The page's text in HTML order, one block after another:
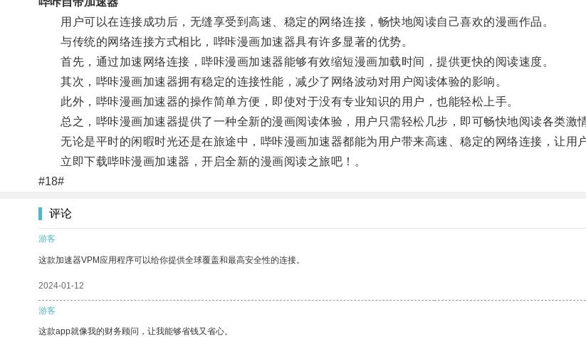
用户可以在连接成功后，无缝享受到高速、稳定的网络连接，畅快地阅读自己喜欢的漫画作品。
与传统的网络连接方式相比，哔咔漫画加速器具有许多显著的优势。
首先，通过加速网络连接，哔咔漫画加速器能够有效缩短漫画加载时间，提供更快的阅读速度。
其次，哔咔漫画加速器拥有稳定的连接性能，减少了网络波动对用户阅读体验的影响。
此外，哔咔漫画加速器的操作简单方便，即使对于没有专业知识的用户，也能轻松上手。
总之，哔咔漫画加速器提供了一种全新的漫画阅读体验，用户只需轻松几步，即可畅快地阅读各类激情
无论是平时的闲暇时光还是在旅途中，哔咔漫画加速器都能为用户带来高速、稳定的网络连接，让用
立即下载哔咔漫画加速器，开启全新的漫画阅读之旅吧！。
#18#
评论
游客
这款加速器VPM应用程序可以给你提供全球覆盖和最高安全性的连接。
2024-01-12
游客
这款app就像我的财务顾问，让我能够省钱又省心。